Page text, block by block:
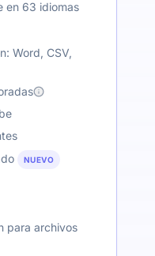
en 63 idiomas
Word, CSV,
NUEVO
para archivos